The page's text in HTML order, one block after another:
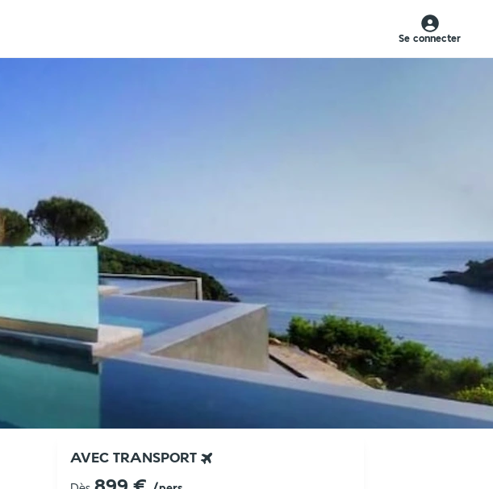
Se connecter
AVEC TRANSPORT